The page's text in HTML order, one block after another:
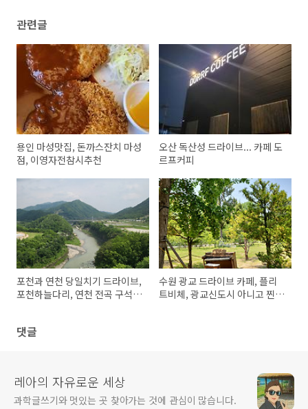
관련글
용인 마성맛집, 돈까스잔치 마성
점, 이영자전참시추천
오산 독산성 드라이브... 카페 도
르프커피
포천과 연천 당일치기 드라이브,
포천하늘다리, 연천 전곡 구석기
수원 광교 드라이브 카페, 플리
트비체, 광교신도시 아니고 찐
댓글
레아의 자유로운 세상
과학글쓰기와 멋있는 곳 찾아가는 것에 관심이 많습니다.